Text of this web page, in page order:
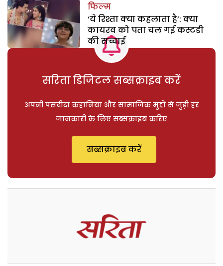
फिल्म
‘ये रिश्ता क्या कहलाता है’: क्या
कायरव को पता चल गई कस्टडी
की सच्चाई
सरिता डिजिटल सब्सक्राइब करें
अपनी पसंदीदा कहानियां और सामाजिक मुद्दों से जुड़ी हर
जानकारी के लिए सब्सक्राइब करिए
सब्सक्राइब करें